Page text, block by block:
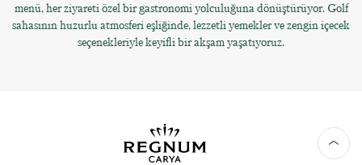
menü, her ziyareti özel bir gastronomi yolculuğuna dönüştürüyor. Golf
sahasının huzurlu atmosferi eşliğinde, lezzetli yemekler ve zengin içecek
seçenekleriyle keyifli bir akşam yaşatıyoruz.